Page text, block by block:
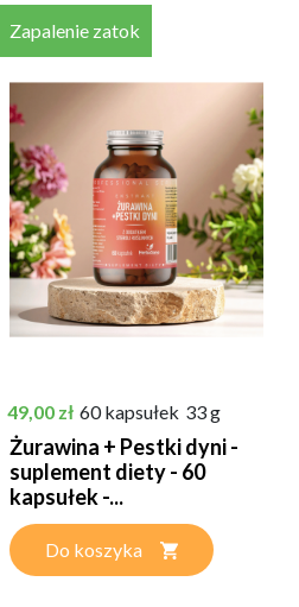
Zapalenie zatok
Cena
49,00 zł 60 kapsułek 33 g
Żurawina + Pestki dyni -
suplement diety - 60
kapsułek -...
Do koszyka